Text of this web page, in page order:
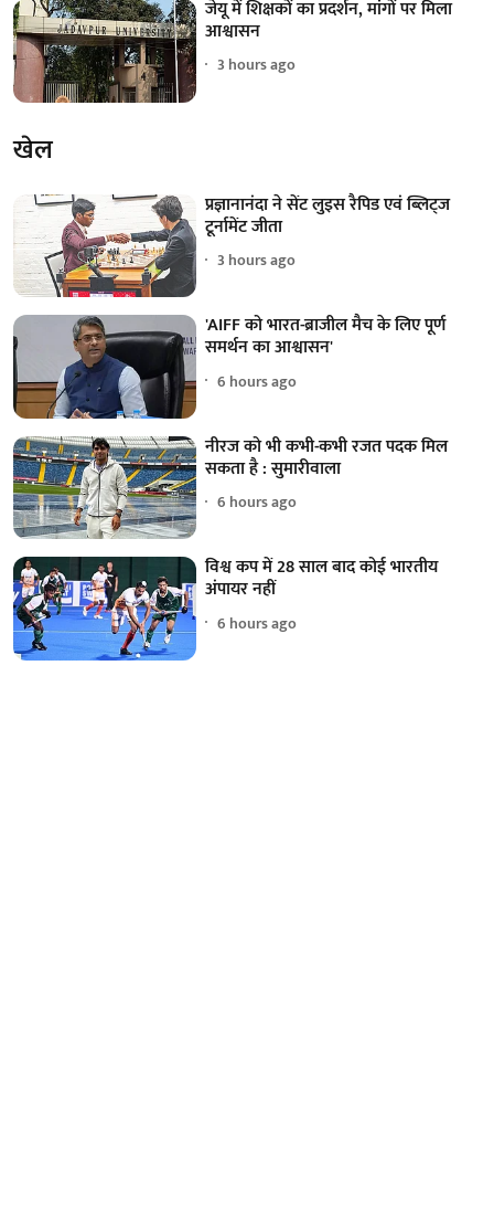
जेयू में शिक्षकों का प्रदर्शन, मांगों पर मिला
आश्वासन
3 hours ago
खेल
प्रज्ञानानंदा ने सेंट लुइस रैपिड एवं ब्लिट्ज
टूर्नामेंट जीता
3 hours ago
'AIFF को भारत-ब्राजील मैच के लिए पूर्ण
समर्थन का आश्वासन'
6 hours ago
नीरज को भी कभी-कभी रजत पदक मिल
सकता है : सुमारीवाला
6 hours ago
विश्व कप में 28 साल बाद कोई भारतीय
अंपायर नहीं
6 hours ago